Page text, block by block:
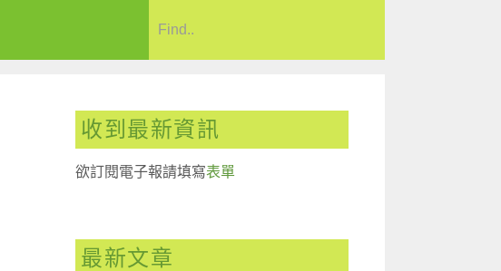
收到最新資訊
欲訂閱電子報請填寫表單
最新文章